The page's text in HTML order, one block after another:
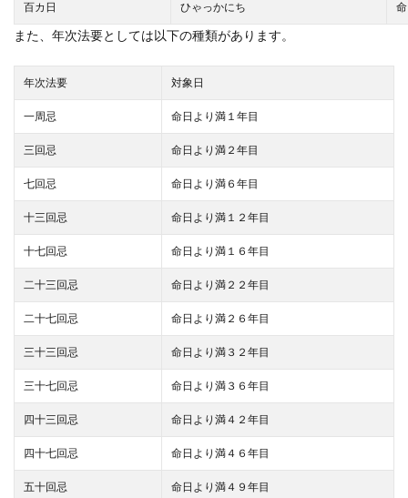
百カ日 ひゃっかにち
また、年次法要としては以下の種類があります。
年次法要 対象日
一周忌 命日より満１年目
三回忌 命日より満２年目
七回忌 命日より満６年目
十三回忌 命日より満１２年目
十七回忌 命日より満１６年目
二十三回忌 命日より満２２年目
二十七回忌 命日より満２６年目
三十三回忌 命日より満３２年目
三十七回忌 命日より満３６年目
四十三回忌 命日より満４２年目
四十七回忌 命日より満４６年目
五十回忌 命日より満４９年目